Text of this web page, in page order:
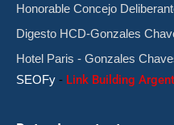
Honorable Concejo
Digesto HCD-Gonzales
Hotel Paris - Gonzales
SEOFy - Link Building